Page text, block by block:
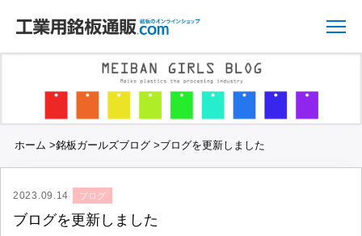
ホーム >銘板ガールズブログ>ブログを更新しました
2023.09.14 ブログ
ブログを更新しました